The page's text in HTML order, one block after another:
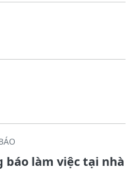
báo làm việc tại nhà